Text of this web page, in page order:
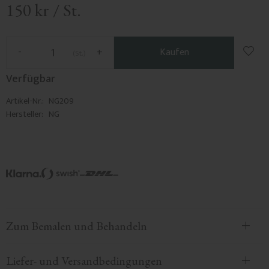
150 kr / St.
+
- Kaufen
Zu
Verfügbar
Artikel-Nr. NG209
Hersteller NG
Zum Bemalen und Behandeln
Liefer- und Versandbedingungen